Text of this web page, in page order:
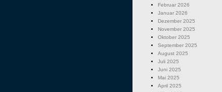
Februar 2026
Januar 2026
Dezember 2025
November 2025
Oktober 2025
September 2025
August 2025
Juli 2025
Juni 2025
Mai 2025
April 2025